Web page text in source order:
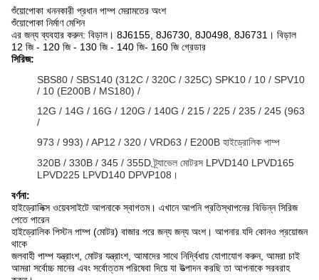
শুঁয়োপোকা খননকারী প্রধান পাম্প মেরামতের অংশ
শুঁয়োপোকা নির্মাণ মেশিন
এর জন্য ব্যবহার করুন: বিড়াল। 8J6155, 8J6730, 8J0498, 8J6731। বিড়াল
12 জি - 120 জি - 130 জি - 140 জি- 160 জি গ্রেডার
সিরিজ:
SBS80 / SBS140 (312C / 320C / 325C) SPK10 / 10 / SPV10
/ 10 (E200B / MS180) /
12G / 14G / 16G / 120G / 140G / 215 / 225 / 235 / 245 (963
/
973 / 993) / AP12 / 320 / VRD63 / E200B হাইড্রোলিক পাম্প
320B / 330B / 345 / 355D ট্র্যাভেল মোটরস LPVD140 LPVD165
LPVD225 LPVD140 DPVP108।
বর্ণনা:
হাইড্রোলিক্স ওয়েবসাইটে আপনাকে স্বাগতম। এখানে আপনি প্রতিস্থাপনের বিভিন্ন সিরিজ
পেতে পারেন
হাইড্রোলিক পিস্টন পাম্প (মোটর) বাজার পরে জন্য জন্য অংশ। আপনার যদি কোনও প্রয়োজন
থাকে
জলবাহী পাম্প যন্ত্রাংশ, মোটর যন্ত্রাংশ, আমাদের সাথে নির্দ্বিধায় যোগাযোগ করুন, আমরা চাই
আমরা সর্বোচ্চ মানের এবং সর্বোত্তম পরিষেবা দিয়ে যা উত্পাদন করছি তা আপনাকে সরবরাহ